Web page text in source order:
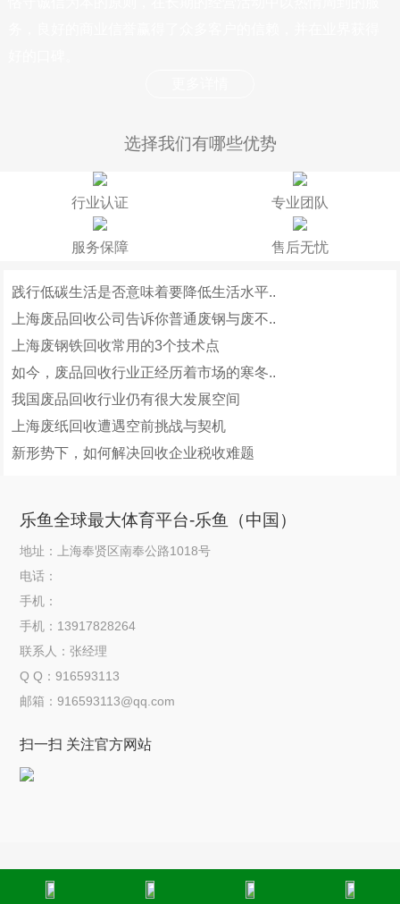
选择我们有哪些优势
行业认证 专业团队
服务保障 售后无忧
践行低碳生活是否意味着要降低生活水平..
上海废品回收公司告诉你普通废钢与废不..
上海废钢铁回收常用的3个技术点
如今，废品回收行业正经历着市场的寒冬..
我国废品回收行业仍有很大发展空间
上海废纸回收遭遇空前挑战与契机
新形势下，如何解决回收企业税收难题
乐鱼全球最大体育平台-乐鱼（中国）
地址：上海奉贤区南奉公路1018号
电话：
手机：
手机：13917828264
联系人：张经理
Q Q：916593113
邮箱：916593113@qq.com
扫一扫 关注官方网站